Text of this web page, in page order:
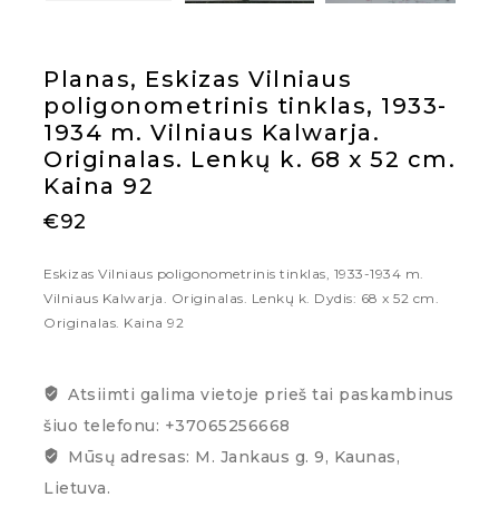
Planas, Eskizas Vilniaus
poligonometrinis tinklas, 1933-
1934 m. Vilniaus Kalwarja.
Originalas. Lenkų k. 68 x 52 cm.
Kaina 92
€92
Eskizas Vilniaus poligonometrinis tinklas, 1933-1934 m.
Vilniaus Kalwarja. Originalas. Lenkų k. Dydis: 68 x 52 cm.
Originalas. Kaina 92
Atsiimti galima vietoje prieš tai paskambinus
šiuo telefonu: +37065256668
Mūsų adresas: M. Jankaus g. 9, Kaunas,
Lietuva.